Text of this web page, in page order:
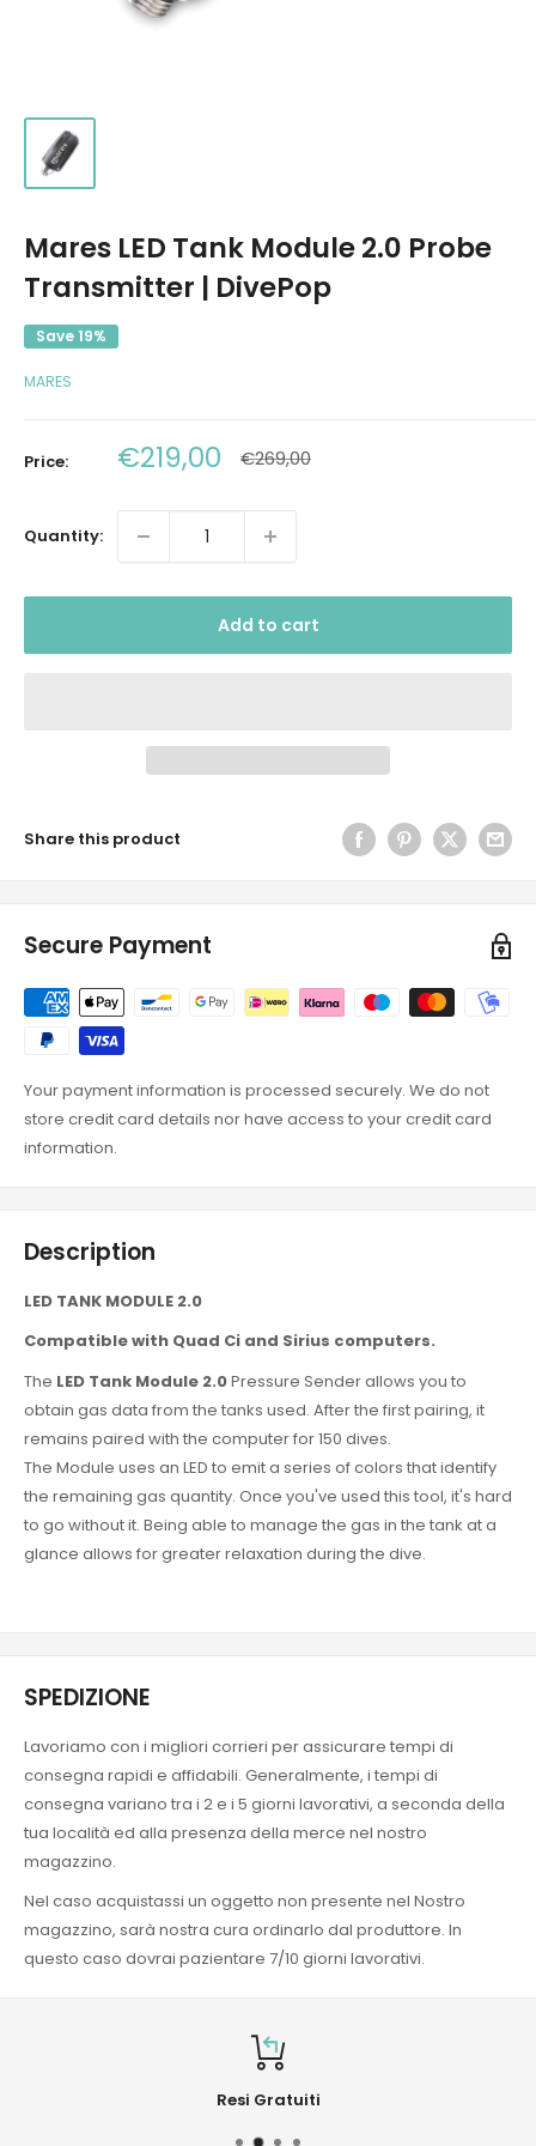
Mares LED Tank Module 2.0 Probe
Transmitter | DivePop
Save 19%
MARES
Price: Sale
price
€219,00 Regular
€269,00
Quantity:
Add to cart
Share this product
Secure Payment
Your payment information is processed securely. We do not
store credit card details nor have access to your credit card
information.
Description
LED TANK MODULE 2.0
Compatible with Quad Ci and Sirius computers.
The LED Tank Module 2.0Pressure Sender allows you to
obtain gas data from the tanks used. After the first pairing, it
remains paired with the computer for 150 dives.
The Module uses an LED to emit a series of colors that identify
the remaining gas quantity. Once you've used this tool, it's hard
to go without it. Being able to manage the gas in the tank at a
glance allows for greater relaxation during the dive.
SPEDIZIONE
Lavoriamo con i migliori corrieri per assicurare tempi di
consegna rapidi e affidabili. Generalmente, i tempi di
consegna variano tra i 2 e i 5 giorni lavorativi, a seconda della
tua località ed alla presenza della merce nel nostro
magazzino.
Nel caso acquistassi un oggetto non presente nel Nostro
magazzino, sarà nostra cura ordinarlo dal produttore. In
questo caso dovrai pazientare 7/10 giorni lavorativi.
Resi Gratuiti